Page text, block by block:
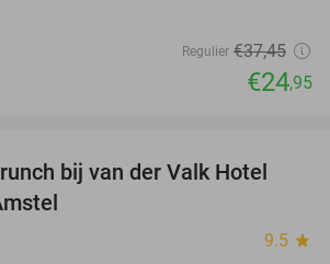
Regulier €37,45
€24,95
19%
bij van der Valk Hotel
9.5 star